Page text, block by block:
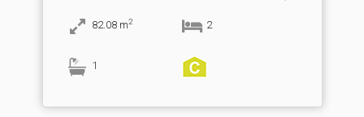
82.08 m2 2
1